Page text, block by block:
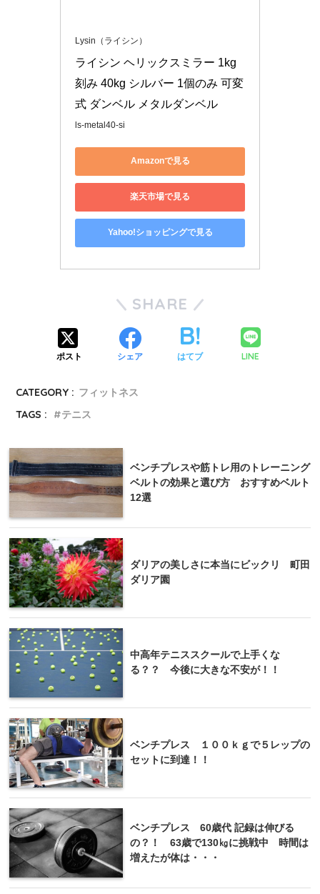
Lysin（ライシン）
ライシン ヘリックスミラー 1kg
刻み 40kg シルバー 1個のみ 可変
式 ダンベル メタルダンベル
ls-metal40-si
Amazonで見る
楽天市場で見る
Yahoo!ショッピングで見る
SHARE
ポスト シェア はてブ LINE
CATEGORY : フィットネス
TAGS :
テニス
ベンチプレスや筋トレ用のトレーニング
ベルトの効果と選び方 おすすめベルト
12選
ダリアの美しさに本当にビックリ 町田
ダリア園
中高年テニススクールで上手くな
る？？ 今後に大きな不安が！！
ベンチプレス １００ｋｇで５レップの
セットに到達！！
ベンチプレス 60歳代 記録は伸びる
の？！ 63歳で130㎏に挑戦中 時間は
増えたが体は・・・